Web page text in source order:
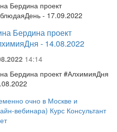
Бердина проект
- 17.09.2022
Бердина проект
- 14.08.2022
14:14
Бердина проект #АлхимияДня
очно в Москве и
вебинара) Курс Консультант